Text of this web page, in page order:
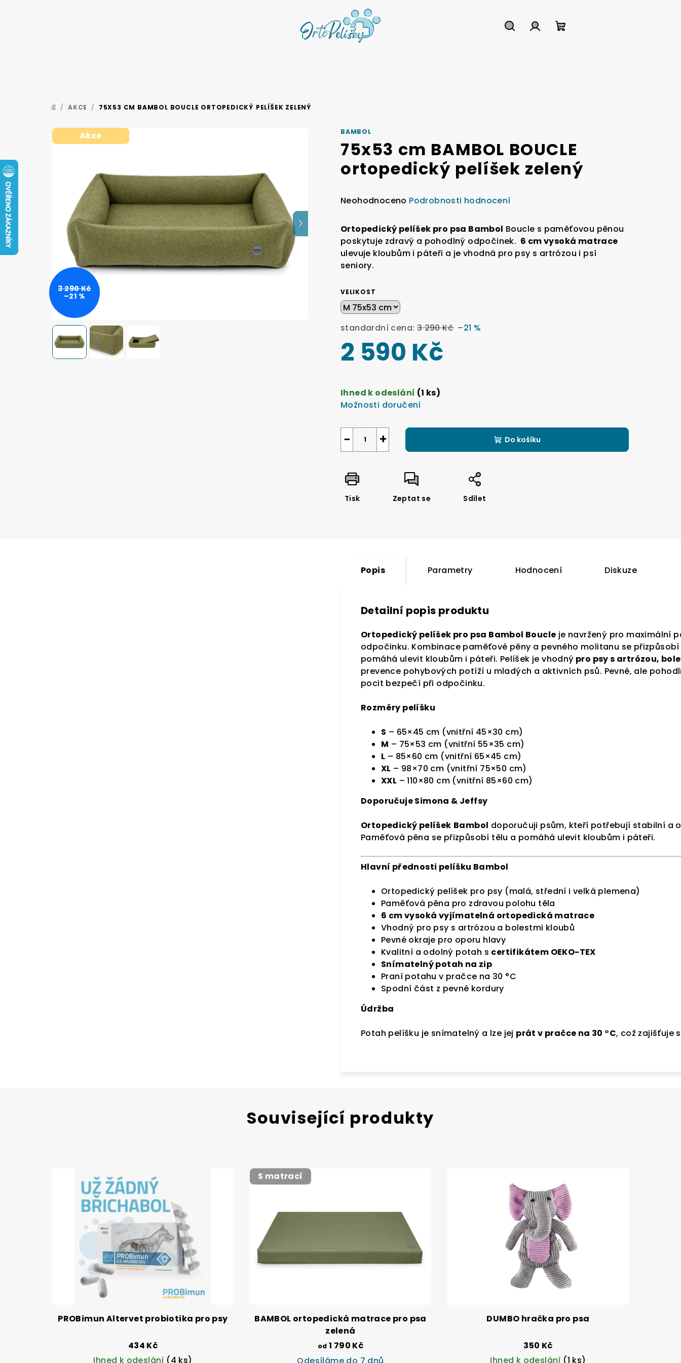
DOMŮ
/ AKCE / 75X53 CM BAMBOL BOUCLE ORTOPEDICKÝ PELÍŠEK ZELENÝ
BAMBOL
75x53 cm BAMBOL BOUCLE
ortopedický pelíšek zelený
Průměrné
produktu
je
0,0
z
Neohodnoceno Podrobnosti hodnocení
Ortopedický pelíšek pro psa Bambol Boucle s paměťovou pěnou
poskytuje zdravý a pohodlný odpočinek. 6 cm vysoká matrace
ulevuje kloubům i páteři a je vhodná pro psy s artrózou i psí
seniory.
VELIKOST
standardní cena: 3 290 Kč –21 %
2 590 Kč
cena:
Ihned k odeslání (1 ks)
Možnosti doručení
+
− Do košíku
Tisk Zeptat se Sdílet
Akce
3 290 Kč
–21 %
Popis Parametry Hodnocení Diskuze
Detailní popis produktu
Ortopedický pelíšek pro psa Bambol Boucle je navržený pro maximální
odpočinku. Kombinace paměťové pěny a pevného molitanu se
pomáhá ulevit kloubům i páteři. Pelíšek je vhodný pro psy s artrózou,
prevence pohybových potíží u mladých a aktivních psů. Pevné, ale
pocit bezpečí při odpočinku.
Rozměry pelíšku
S – 65×45 cm (vnitřní 45×30 cm)
M – 75×53 cm (vnitřní 55×35 cm)
L – 85×60 cm (vnitřní 65×45 cm)
XL – 98×70 cm (vnitřní 75×50 cm)
XXL – 110×80 cm (vnitřní 85×60 cm)
Doporučuje Simona & Jeffsy
Ortopedický pelíšek Bambol doporučuji psům, kteří potřebují stabilní a
Paměťová pěna se přizpůsobí tělu a pomáhá ulevit kloubům i páteři.
Hlavní přednosti pelíšku Bambol
Ortopedický pelíšek pro psy (malá, střední i velká plemena)
Paměťová pěna pro zdravou polohu těla
6 cm vysoká vyjímatelná ortopedická matrace
Vhodný pro psy s artrózou a bolestmi kloubů
Pevné okraje pro oporu hlavy
Kvalitní a odolný potah s certifikátem OEKO-TEX
Snímatelný potah na zip
Praní potahu v pračce na 30 °C
Spodní část z pevné kordury
Údržba
Potah pelíšku je snímatelný a lze jej prát v pračce na 30 °C, což zajišťuje
Související produkty
PROBimun Altervet probiotika pro psy
434 Kč
Ihned k odeslání (4 ks)
S matrací
BAMBOL ortopedická matrace pro psa
zelená
od 1 790 Kč
Odesíláme do 7 dnů
DUMBO hračka pro psa
350 Kč
Ihned k odeslání (1 ks)